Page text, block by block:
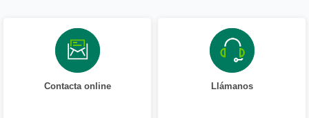
Contacta online Llámanos